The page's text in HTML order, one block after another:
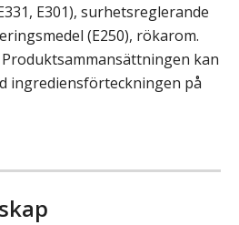
E301), surhetsreglerande
(E250), rökarom.
kan
ingrediensförteckningen på